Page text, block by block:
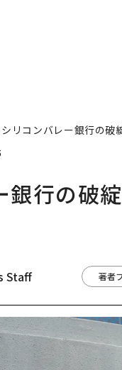
リコンバレー銀行の破
行の破
Staff 著者